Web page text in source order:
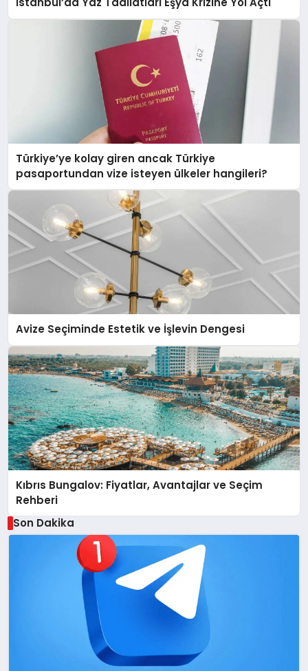
Türkiye’ye kolay giren ancak Türkiye
pasaportundan vize isteyen ülkeler hangileri?
Avize Seçiminde Estetik ve İşlevin Dengesi
Kıbrıs Bungalov: Fiyatlar, Avantajlar ve Seçim
Rehberi
Son Dakika